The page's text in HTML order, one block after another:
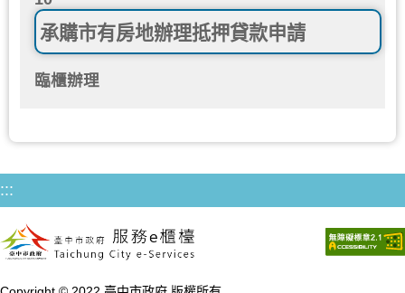
承購市有房地辦理抵押貸款申請
臨櫃辦理
:::